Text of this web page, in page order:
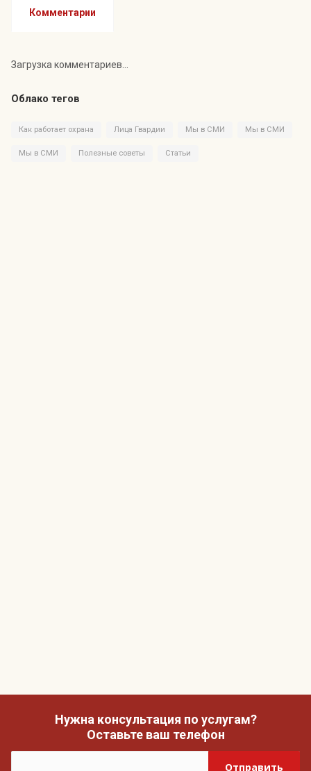
Комментарии
Загрузка комментариев...
Облако тегов
Как работает охрана Лица Гвардии Мы в СМИ Мы в СМИ
Мы в СМИ Полезные советы Статьи
Нужна консультация по услугам?
Оставьте ваш телефон
Отправить